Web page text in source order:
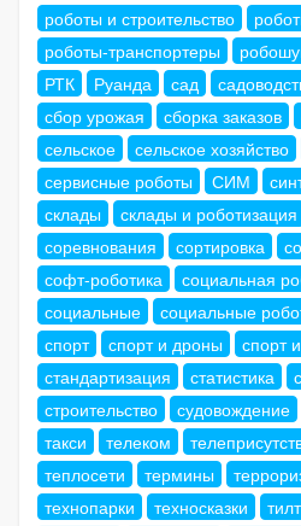
роботы и строительство
роботы-транспортеры
РТК
Руанда сад
сбор урожая
сборка заказов
сельское
сельское хозяйство
сервисные роботы
СИМ
склады
склады и роботизация
соревнования
сортировка
софт-роботика
социальная
социальные
социальные
спорт
спорт и дроны спорт
стандартизация
статистика
строительство
судовождение
такси
телеком
теплосети
термины
технопарки
техносказки